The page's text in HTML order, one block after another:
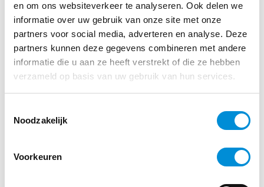
en om ons websiteverkeer te analyseren. Ook delen we
informatie over uw gebruik van onze site met onze
partners voor social media, adverteren en analyse. Deze
partners kunnen deze gegevens combineren met andere
informatie die u aan ze heeft verstrekt of die ze hebben
verzameld op basis van uw gebruik van hun services.
Noodzakelijk
Voorkeuren
SQUASH